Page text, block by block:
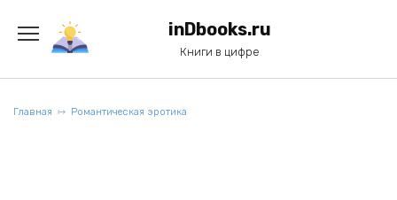
содержанию
inDbooks.ru
Книги в цифре
Главная Романтическая эротика